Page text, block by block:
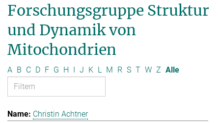
Forschungsgruppe Struktur
und Dynamik von
Mitochondrien
A B C D F G H I J K L M R S T W Z Alle
Christin Achtner